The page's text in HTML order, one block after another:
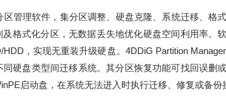
管理软件，集分区调整、硬盘克隆、系统迁移、格
格式化分区，无数据丢失地优化硬盘空间利用率。
，实现无重装升级硬盘。4DDiG Partition
硬盘类型间迁移系统。其分区恢复功能可找回误删
启动盘，在系统无法进入时执行迁移、修复或备份